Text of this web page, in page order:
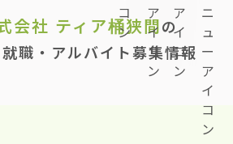
会社 ティア桶狭間の
職・アルバイト募集情報